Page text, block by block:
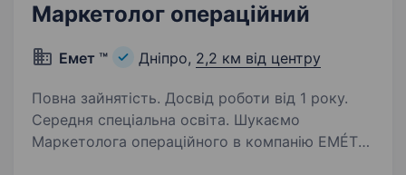
Маркетолог операційний
Емет ™ Дніпро, 2,2 км від центру
Повна зайнятість. Досвід роботи від 1 року.
Середня спеціальна освіта. Шукаємо
Маркетолога операційного в компанію EMÉT